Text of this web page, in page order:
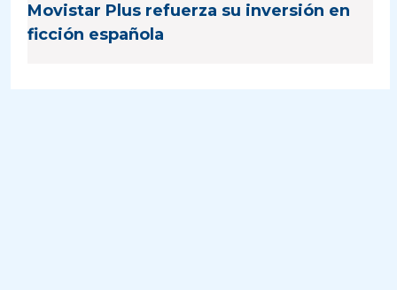
Movistar Plus refuerza su inversión en
ficción española